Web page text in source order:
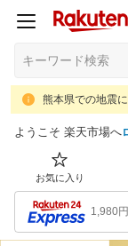
熊本県での地震
ようこそ 楽天市場へ
お気に入り
1,980